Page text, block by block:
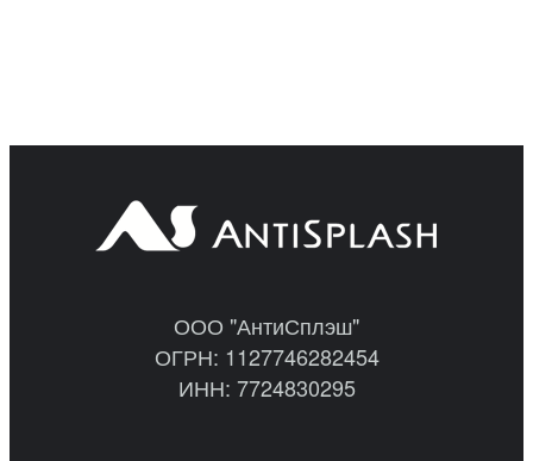
ООО "АнтиСплэш"
ОГРН: 1127746282454
ИНН: 7724830295